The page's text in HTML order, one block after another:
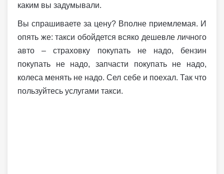
каким вы задумывали.
Вы спрашиваете за цену? Вполне приемлемая. И
опять же: такси обойдется всяко дешевле личного
авто – страховку покупать не надо, бензин
покупать не надо, запчасти покупать не надо,
колеса менять не надо. Сел себе и поехал. Так что
пользуйтесь услугами такси.